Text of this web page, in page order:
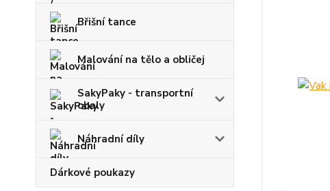
Břišní tance
Malování na tělo a obličej
SakyPaky - transportní
obaly
Náhradní díly
Dárkové poukazy